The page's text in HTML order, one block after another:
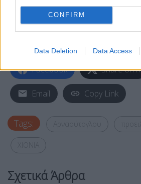
CONFIRM
Data Deletion Data Access
Facebook Share on X
Email Copy Link
Tags:
Σχετικά Άρθρα